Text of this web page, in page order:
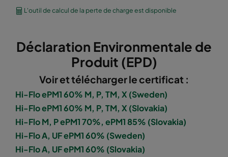
1060 287x592x520-5 ePM10 60%
1060 490x892x520-8 ePM10 60%
1060 287x892x520-5 ePM10 60%
1060 592x592x600-8 ePM10 60% M5
1060 592x490x600-8 ePM10 60%
L'outil de calcul de la perte de charge est disponible
Déclaration Environmentale de
Produit (EPD)
Voir et télécharger le certificat :
Hi-Flo ePM1 60% M, P, TM, X (Sweden)
Hi-Flo ePM1 60% M, P, TM, X (Slovakia)
Hi-Flo M, P ePM1 70%, ePM1 85% (Slovakia)
Hi-Flo A, UF ePM1 60% (Sweden)
Hi-Flo A, UF ePM1 60% (Slovakia)